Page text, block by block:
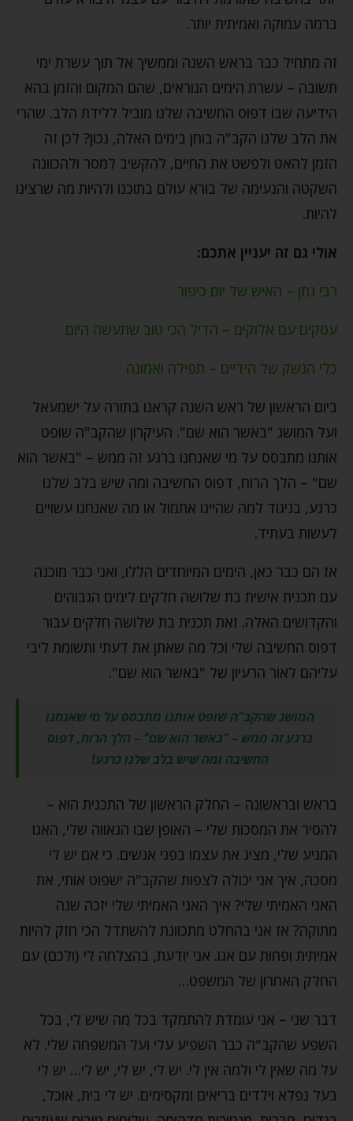
ברמה עמוקה ואמיתית יותר.
זה מתחיל כבר בראש השנה וממשיך אל תוך עשרת ימי
תשובה – עשרת הימים הנוראים, שהם המקום והזמן בהא
הידיעה שבו דפוס החשיבה שלנו מוביל ללידת הלב. שהרי
את הלב שלנו הקב"ה בוחן בימים האלה, נכון? לכן זה
הזמן להאט ולפשט את החיים, להקשיב למסר ולהכוונה
השקטה והנעימה של בורא עולם בתוכנו ולהיות מה שרצינו
להיות.
אולי גם זה יעניין אתכם:
רבי נתן – האיש של יום כיפור
עסקים עם אלוקים – הדיל הכי טוב שתעשה היום
כלי הנשק של הידיים – תפילה ואמונה
ביום הראשון של ראש השנה קראנו בתורה על ישמעאל
ועל המושג "באשר הוא שם". העיקרון שהקב"ה שופט
אותנו מתבסס על מי שאנחנו ברגע זה ממש – "באשר הוא
שם" – הלך הרוח, דפוס החשיבה ומה שיש בלב שלנו
כרגע, בניגוד למה שהיינו אתמול או מה שאנחנו עשויים
לעשות בעתיד.
אז הם כבר כאן, הימים המיוחדים הללו, ואני כבר מוכנה
עם תכנית אישית בת שלושה חלקים לימים הגבוהים
והקדושים האלה. זאת תכנית בת שלושה חלקים עבור
דפוס החשיבה שלי וכל מה שאתן את דעתי ותשומת ליבי
עליהם לאור הרעיון של "באשר הוא שם".
המושג שהקב"ה שופט אותנו מתבסס על מי שאנחנו
ברגע זה ממש – "באשר הוא שם" – הלך הרוח, דפוס
החשיבה ומה שיש בלב שלנו כרגע!
בראש ובראשונה – החלק הראשון של התכנית הוא –
להסיר את המסכות שלי – האופן שבו הגאווה שלי, האגו
המניע שלי, מציג את עצמו בפני אנשים. כי אם יש לי
מסכה, איך אני יכולה לצפות שהקב"ה ישפוט אותי, את
האני האמיתי שלי? איך האני האמיתי שלי יזכה שנה
מתוקה? אז אני בהחלט מתכוונת להשתדל הכי חזק להיות
אמיתית ופחות עם אגו. אני יודעת, בהצלחה לי (ולכם) עם
החלק האחרון של המשפט…
דבר שני – אני עומדת להתמקד בכל מה שיש לי, בכל
השפע שהקב"ה כבר השפיע עלי ועל המשפחה שלי. לא
על מה שאין לי ולמה אין לי. יש לי, יש לי, יש לי… יש לי
בעל נפלא וילדים בריאים ומקסימים. יש לי בית, אוכל,